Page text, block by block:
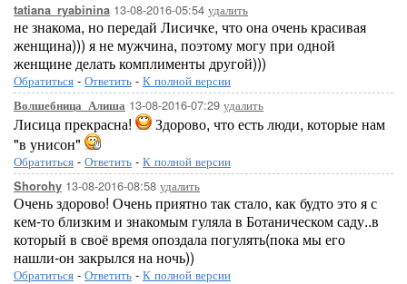
tatiana_ryabinina 13-08-2016-05:54 удалить
не знакома, но передай Лисичке, что она очень красивая
женщина))) я не мужчина, поэтому могу при одной
женщине делать комплименты другой)))
Обратиться - Ответить - К полной версии
Волшебница_Алиша 13-08-2016-07:29 удалить
Лисица прекрасна!
Здорово, что есть люди, которые нам
"в унисон"
Обратиться - Ответить - К полной версии
Shorohy 13-08-2016-08:58 удалить
Очень здорово! Очень приятно так стало, как будто это я с
кем-то близким и знакомым гуляла в Ботаническом саду..в
который в своё время опоздала погулять(пока мы его
нашли-он закрылся на ночь))
Обратиться - Ответить - К полной версии